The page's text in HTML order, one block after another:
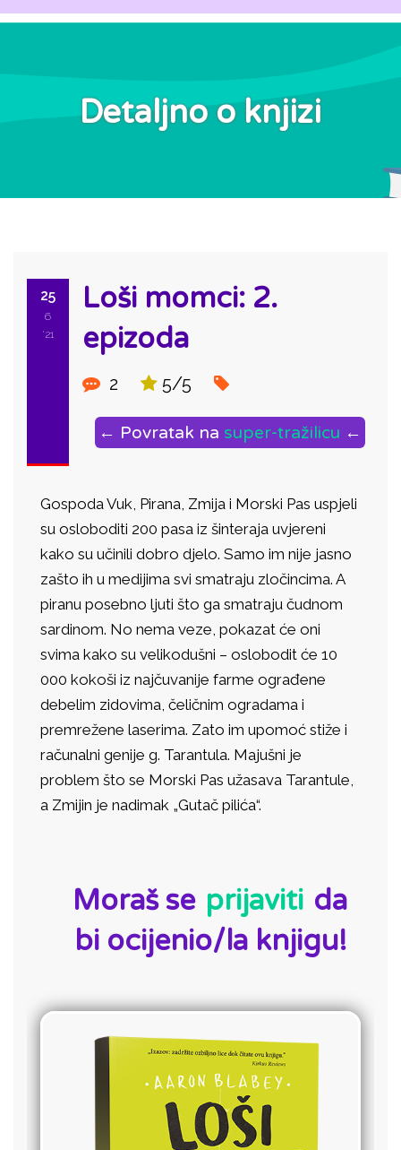
Detaljno o knjizi
25
6
'21
Loši momci: 2.
epizoda
2 5/5
← Povratak na super-tražilicu ←
Gospoda Vuk, Pirana, Zmija i Morski Pas uspjeli
su osloboditi 200 pasa iz šinteraja uvjereni
kako su učinili dobro djelo. Samo im nije jasno
zašto ih u medijima svi smatraju zločincima. A
piranu posebno ljuti što ga smatraju čudnom
sardinom. No nema veze, pokazat će oni
svima kako su velikodušni – oslobodit će 10
000 kokoši iz najčuvanije farme ograđene
debelim zidovima, čeličnim ogradama i
premrežene laserima. Zato im upomoć stiže i
računalni genije g. Tarantula. Majušni je
problem što se Morski Pas užasava Tarantule,
a Zmijin je nadimak „Gutač pilića“.
Moraš se prijaviti da
bi ocijenio/la knjigu!